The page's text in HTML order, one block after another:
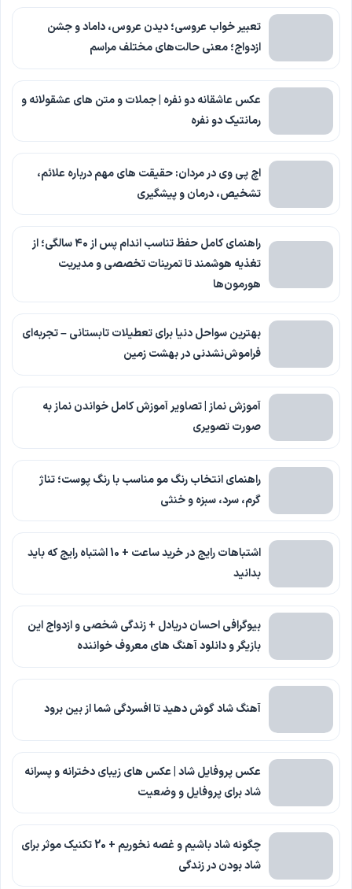
تعبیر خواب عروسی؛ دیدن عروس، داماد و جشن
ازدواج؛ معنی حالت‌های مختلف مراسم
عکس عاشقانه دو نفره | جملات و متن های عشقولانه و
رمانتیک دو نفره
اچ پی وی در مردان: حقیقت های مهم درباره علائم،
تشخیص، درمان و پیشگیری
راهنمای کامل حفظ تناسب اندام پس از ۴۰ سالگی؛ از
تغذیه هوشمند تا تمرینات تخصصی و مدیریت
هورمون‌ها
بهترین سواحل دنیا برای تعطیلات تابستانی – تجربه‌ای
فراموش‌نشدنی در بهشت زمین
آموزش نماز | تصاویر آموزش کامل خواندن نماز به
صورت تصویری
راهنمای انتخاب رنگ مو مناسب با رنگ پوست؛ تناژ
گرم، سرد، سبزه و خنثی
اشتباهات رایج در خرید ساعت + 10 اشتباه رایج که باید
بدانید
بیوگرافی احسان دریادل + زندگی شخصی و ازدواج این
بازیگر و دانلود آهنگ های معروف خواننده
آهنگ شاد گوش دهید تا افسردگی شما از بین برود
عکس پروفایل شاد | عکس های زیبای دخترانه و پسرانه
شاد برای پروفایل و وضعیت
چگونه شاد باشیم و غصه نخوریم + 20 تکنیک موثر برای
شاد بودن در زندگی